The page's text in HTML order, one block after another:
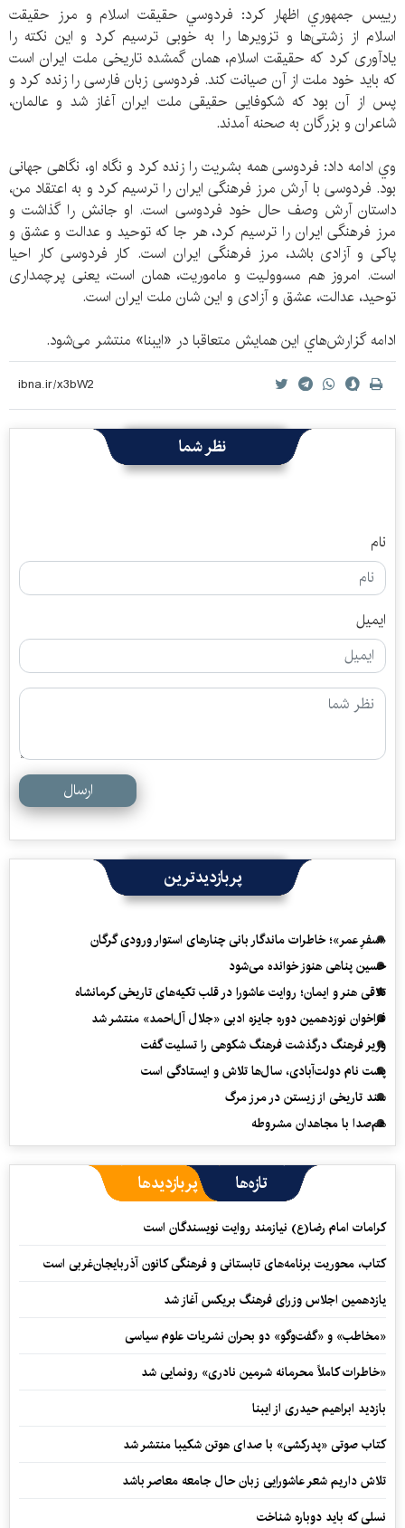
رييس جمهوري اظهار كرد: فردوسي حقیقت اسلام و مرز حقیقت
اسلام از زشتی‌ها و تزویرها را به خوبی ترسیم کرد و این نکته را
یادآوری کرد که حقیقت اسلام، همان گمشده تاریخی ملت ایران است
که باید خود ملت از آن صیانت کند. فردوسی زبان فارسی را زنده کرد و
پس از آن بود که شکوفایی حقیقی ملت ایران آغاز شد و عالمان،
شاعران و بزرگان به صحنه آمدند.
وي ادامه داد: فردوسی همه بشریت را زنده کرد و نگاه او، نگاهی جهانی
بود. فردوسی با آرش مرز فرهنگی ایران را ترسیم کرد و به اعتقاد من،
داستان آرش وصف حال خود فردوسی است. او جانش را گذاشت و
مرز فرهنگی ایران را ترسیم کرد، هر جا که توحید و عدالت و عشق و
پاکی و آزادی باشد، مرز فرهنگی ایران است. كار فردوسی کار احیا
است. امروز هم مسوولیت و ماموریت، همان است، یعنی پرچمداری
توحید، عدالت، عشق و آزادی و این شان ملت ایران است.
ادامه گزارش‌هاي این همایش متعاقبا در «ایبنا» منتشر می‌شود.
نظر شما
نام
ایمیل
ارسال
پربازدیدترین
«سفرِ عمر»؛ خاطرات ماندگار بانی چنارهای استوار ورودی گرگان
حسین پناهی هنوز خوانده می‌شود
تلاقی هنر و ایمان؛ روایت عاشورا در قلب تکیه‌های تاریخی کرمانشاه
فراخوان نوزدهمین دوره جایزه ادبی «جلال آل‌احمد» منتشر شد
وزیر فرهنگ درگذشت فرهنگ شکوهی را تسلیت گفت
پشت نام دولت‌آبادی، سال‌ها تلاش و ایستادگی است
سند تاریخی از زیستن در مرز مرگ
هم‌صدا با مجاهدان مشروطه
تازه‌ها پربازدیدها
کرامات امام رضا(ع) نیازمند روایت نویسندگان است
کتاب، محوریت برنامه‌های تابستانی و فرهنگی کانون آذربایجان‌غربی است
یازدهمین اجلاس وزرای فرهنگ بریکس آغاز شد
«مخاطب» و «گفت‌وگو» دو بحران نشریات علوم سیاسی
«خاطرات کاملاً محرمانه شرمین نادری» رونمایی شد
بازدید ابراهیم حیدری از ایبنا
کتاب صوتی «پدرکشی» با صدای هوتن شکیبا منتشر شد
تلاش داریم شعر عاشورایی زبان حال جامعه معاصر باشد
نسلی که باید دوباره شناخت